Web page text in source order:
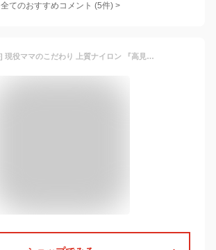
全てのおすすめコメント (5件) >
[アンコール] 現役ママのこだわり 上質ナイロン 『高見えママバッグ 軽くて大容量』 トートバッグ マザーズバッグ 2WAY ショルダーベルト付 撥水 カジュアル 旅行 出産祝 ジャパン (M, ブラック)